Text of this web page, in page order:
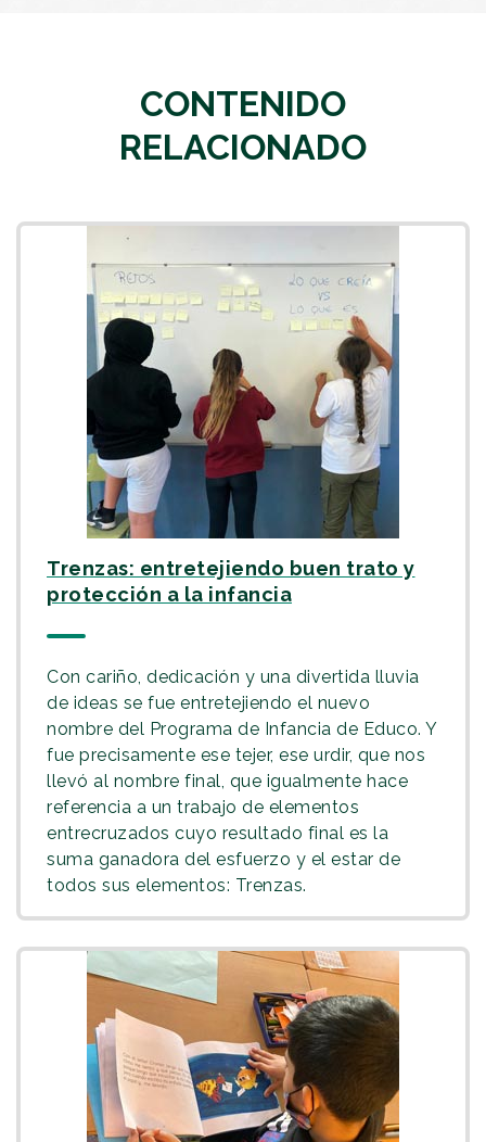
CONTENIDO
RELACIONADO
se abrirá en una nueva pestaña
Trenzas: entretejiendo buen trato y
protección a la infancia
Con cariño, dedicación y una divertida lluvia
de ideas se fue entretejiendo el nuevo
nombre del Programa de Infancia de Educo. Y
fue precisamente ese tejer, ese urdir, que nos
llevó al nombre final, que igualmente hace
referencia a un trabajo de elementos
entrecruzados cuyo resultado final es la
suma ganadora del esfuerzo y el estar de
todos sus elementos: Trenzas.